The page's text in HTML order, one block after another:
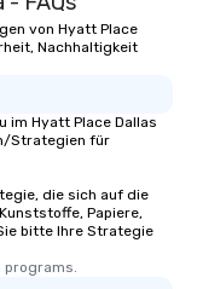
von Hyatt Place
Nachhaltigkeit
im Hyatt Place Dallas
Strategien für
die sich auf die
Papiere,
bitte Ihre Strategie
programs.